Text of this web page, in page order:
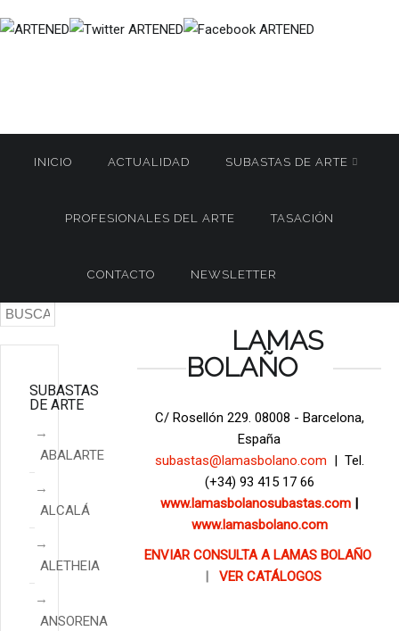
INICIO ACTUALIDAD SUBASTAS DE ARTE
PROFESIONALES DEL ARTE TASACIÓN
CONTACTO NEWSLETTER
LAMAS
BOLAÑO
C/ Rosellón 229. 08008 - Barcelona,
España
subastas@lamasbolano.com | Tel.
(+34) 93 415 17 66
www.lamasbolanosubastas.com |
www.lamasbolano.com
ENVIAR CONSULTA A LAMAS BOLAÑO
| VER CATÁLOGOS
SUBASTAS
DE ARTE
ABALARTE
ALCALÁ
ALETHEIA
ANSORENA